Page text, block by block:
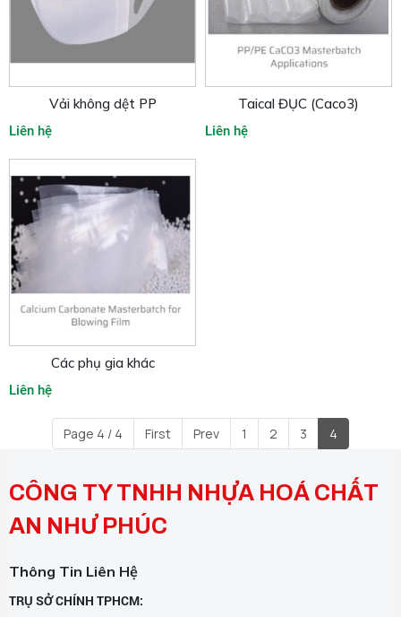
Vải không dệt PP
Liên hệ
Taical ĐỤC (Caco3)
Liên hệ
Các phụ gia khác
Liên hệ
Page 4 / 4 First Prev 1 2 3 4
CÔNG TY TNHH NHỰA HOÁ CHẤT
AN NHƯ PHÚC
Thông Tin Liên Hệ
TRỤ SỞ CHÍNH TPHCM: